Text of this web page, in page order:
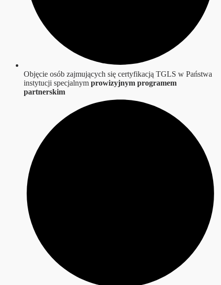
Objęcie osób zajmujących się certyfikacją TGLS w Państwa
instytucji specjalnym prowizyjnym programem
partnerskim